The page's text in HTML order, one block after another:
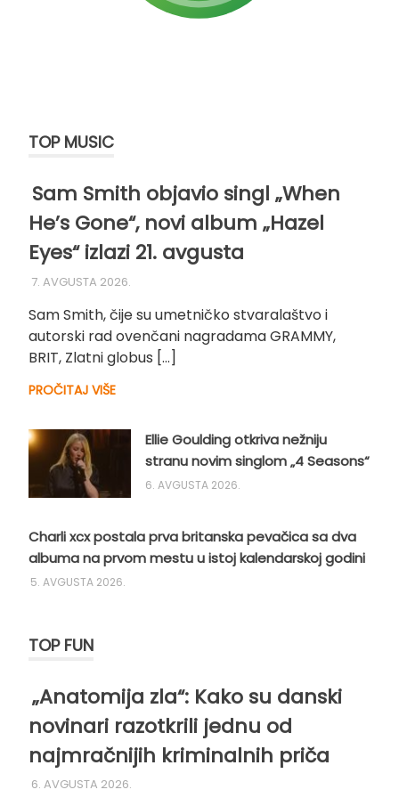
TOP MUSIC
Sam Smith objavio singl „When
He’s Gone“, novi album „Hazel
Eyes“ izlazi 21. avgusta
7. AVGUSTA 2026.
Sam Smith, čije su umetničko stvaralaštvo i
autorski rad ovenčani nagradama GRAMMY,
BRIT, Zlatni globus […]
PROČITAJ VIŠE
Ellie Goulding otkriva nežniju
stranu novim singlom „4 Seasons“
6. AVGUSTA 2026.
Charli xcx postala prva britanska pevačica sa dva
albuma na prvom mestu u istoj kalendarskoj godini
5. AVGUSTA 2026.
TOP FUN
„Anatomija zla“: Kako su danski
novinari razotkrili jednu od
najmračnijih kriminalnih priča
6. AVGUSTA 2026.